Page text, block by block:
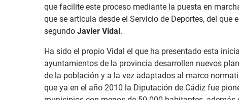
que facilite este proceso mediante la puesta en
que se articula desde el Servicio de Deportes, del que
segundo Javier Vidal.
Ha sido el propio Vidal el que ha presentado esta
ayuntamientos de la provincia desarrollen nuevos
de la población y a la vez adaptados al marco
que ya en el año 2010 la Diputación de Cádiz fue